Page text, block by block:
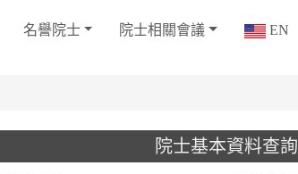
名譽院士 院士相關會議 EN
院士基本資料查詢